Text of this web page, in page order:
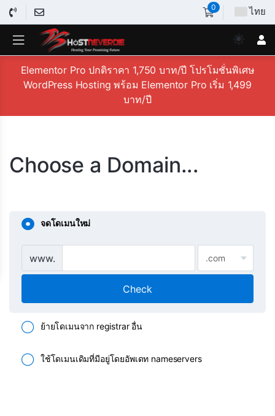
0 ไทย
Elementor Pro ปกติราคา 1,750 บาท/ปี โปรโมชั่นพิเศษ
WordPress Hosting พร้อม Elementor Pro เริ่ม 1,499
บาท/ปี
Choose a Domain...
จดโดเมนใหม่
www.
Check
ย้ายโดเมนจาก registrar อื่น
ใช้โดเมนเดิมที่มีอยู่โดยอัพเดท nameservers